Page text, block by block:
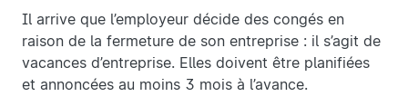
Il arrive que l’employeur décide des congés en
raison de la fermeture de son entreprise : il s’agit de
vacances d’entreprise. Elles doivent être planifiées
et annoncées au moins 3 mois à l’avance.